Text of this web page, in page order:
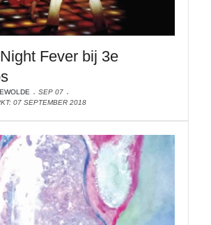
Fever bij 3e
SEP 07
07 SEPTEMBER 2018